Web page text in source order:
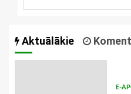
Aktuālākie
E-